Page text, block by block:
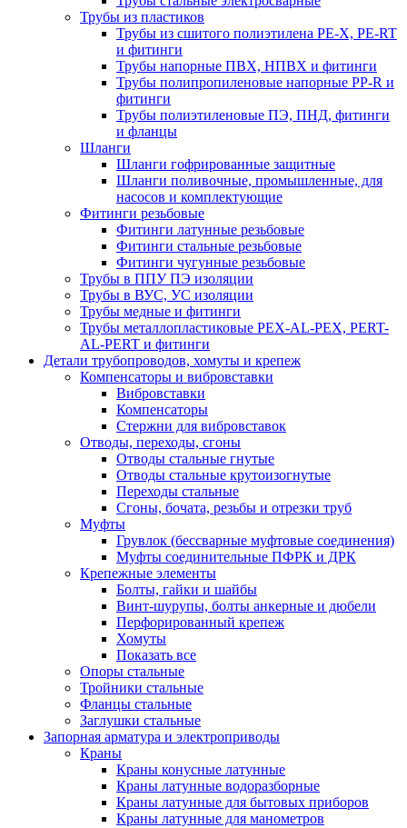
Трубы из пластиков
Трубы из сшитого полиэтилена PE-X, PE-RT
и фитинги
Трубы напорные ПВХ, НПВХ и фитинги
Трубы полипропиленовые напорные PP-R и
фитинги
Трубы полиэтиленовые ПЭ, ПНД, фитинги
и фланцы
Шланги
Шланги гофрированные защитные
Шланги поливочные, промышленные, для
насосов и комплектующие
Фитинги резьбовые
Фитинги латунные резьбовые
Фитинги стальные резьбовые
Фитинги чугунные резьбовые
Трубы в ППУ ПЭ изоляции
Трубы в ВУС, УС изоляции
Трубы медные и фитинги
Трубы металлопластиковые PEX-AL-PEX, PERT-
AL-PERT и фитинги
Детали трубопроводов, хомуты и крепеж
Компенсаторы и вибровставки
Вибровставки
Компенсаторы
Стержни для вибровставок
Отводы, переходы, сгоны
Отводы стальные гнутые
Отводы стальные крутоизогнутые
Переходы стальные
Сгоны, бочата, резьбы и отрезки труб
Муфты
Грувлок (бессварные муфтовые соединения)
Муфты соединительные ПФРК и ДРК
Крепежные элементы
Болты, гайки и шайбы
Винт-шурупы, болты анкерные и дюбели
Перфорированный крепеж
Хомуты
Показать все
Опоры стальные
Тройники стальные
Фланцы стальные
Заглушки стальные
Запорная арматура и электроприводы
Краны
Краны конусные латунные
Краны латунные водоразборные
Краны латунные для бытовых приборов
Краны латунные для манометров